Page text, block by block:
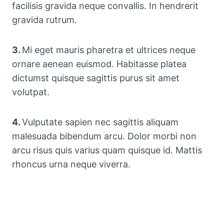
facilisis gravida neque convallis. In hendrerit
gravida rutrum.
3. Mi eget mauris pharetra et ultrices neque
ornare aenean euismod. Habitasse platea
dictumst quisque sagittis purus sit amet
volutpat.
4.Vulputate sapien nec sagittis aliquam
malesuada bibendum arcu. Dolor morbi non
arcu risus quis varius quam quisque id. Mattis
rhoncus urna neque viverra.